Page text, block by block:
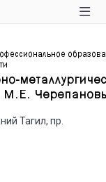
Тагил, пр.